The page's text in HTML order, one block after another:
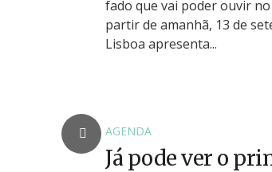
fado que vai poder ouvir no
partir de amanhã, 13 de
Lisboa apresenta...
AGENDA
Já pode ver o